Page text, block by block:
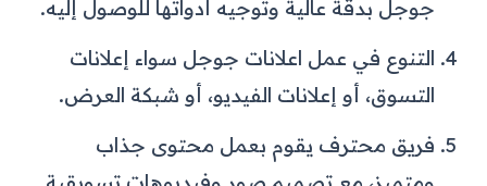
جوجل بدقة عالية وتوجيه أدواتها للوصول إليه.
التنوع في عمل اعلانات جوجل سواء إعلانات
التسوق، أو إعلانات الفيديو، أو شبكة العرض.
فريق محترف يقوم بعمل محتوى جذاب